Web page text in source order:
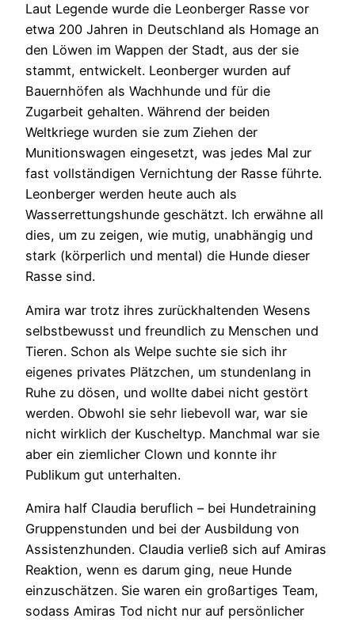
Laut Legende wurde die Leonberger Rasse vor
etwa 200 Jahren in Deutschland als Homage an
den Löwen im Wappen der Stadt, aus der sie
stammt, entwickelt. Leonberger wurden auf
Bauernhöfen als Wachhunde und für die
Zugarbeit gehalten. Während der beiden
Weltkriege wurden sie zum Ziehen der
Munitionswagen eingesetzt, was jedes Mal zur
fast vollständigen Vernichtung der Rasse führte.
Leonberger werden heute auch als
Wasserrettungshunde geschätzt. Ich erwähne all
dies, um zu zeigen, wie mutig, unabhängig und
stark (körperlich und mental) die Hunde dieser
Rasse sind.
Amira war trotz ihres zurückhaltenden Wesens
selbstbewusst und freundlich zu Menschen und
Tieren. Schon als Welpe suchte sie sich ihr
eigenes privates Plätzchen, um stundenlang in
Ruhe zu dösen, und wollte dabei nicht gestört
werden. Obwohl sie sehr liebevoll war, war sie
nicht wirklich der Kuscheltyp. Manchmal war sie
aber ein ziemlicher Clown und konnte ihr
Publikum gut unterhalten.
Amira half Claudia beruflich – bei Hundetraining
Gruppenstunden und bei der Ausbildung von
Assistenzhunden. Claudia verließ sich auf Amiras
Reaktion, wenn es darum ging, neue Hunde
einzuschätzen. Sie waren ein großartiges Team,
sodass Amiras Tod nicht nur auf persönlicher